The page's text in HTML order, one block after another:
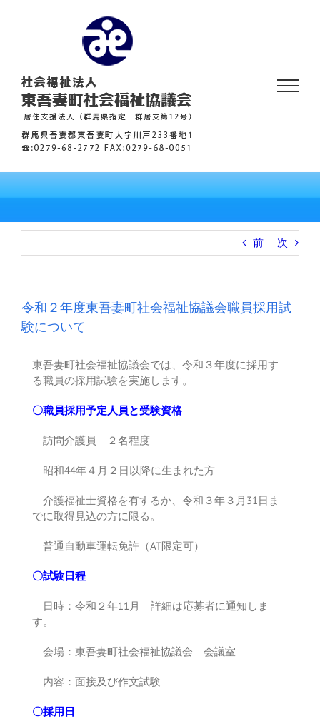
前 次
令和２年度東吾妻町社会福祉協議会職員採用試
験について
東吾妻町社会福祉協議会では、令和３年度に採用す
る職員の採用試験を実施します。
〇職員採用予定人員と受験資格
訪問介護員 ２名程度
昭和44年４月２日以降に生まれた方
介護福祉士資格を有するか、令和３年３月31日ま
でに取得見込の方に限る。
普通自動車運転免許（AT限定可）
〇試験日程
日時：令和２年11月 詳細は応募者に通知しま
す。
会場：東吾妻町社会福祉協議会 会議室
内容：面接及び作文試験
〇採用日